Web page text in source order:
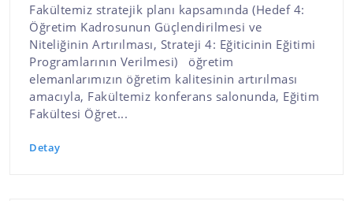
Fakültemiz stratejik planı kapsamında (Hedef 4:
Öğretim Kadrosunun Güçlendirilmesi ve
Niteliğinin Artırılması, Strateji 4: Eğiticinin Eğitimi
Programlarının Verilmesi) öğretim
elemanlarımızın öğretim kalitesinin artırılması
amacıyla, Fakültemiz konferans salonunda, Eğitim
Fakültesi Öğret...
Detay